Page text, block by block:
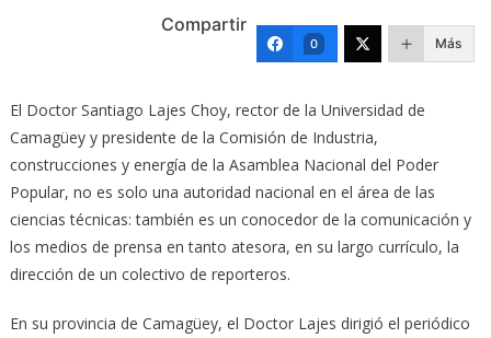
Compartir
0 Más
El Doctor Santiago Lajes Choy, rector de la Universidad de
Camagüey y presidente de la Comisión de Industria,
construcciones y energía de la Asamblea Nacional del Poder
Popular, no es solo una autoridad nacional en el área de las
ciencias técnicas: también es un conocedor de la comunicación y
los medios de prensa en tanto atesora, en su largo currículo, la
dirección de un colectivo de reporteros.
En su provincia de Camagüey, el Doctor Lajes dirigió el periódico